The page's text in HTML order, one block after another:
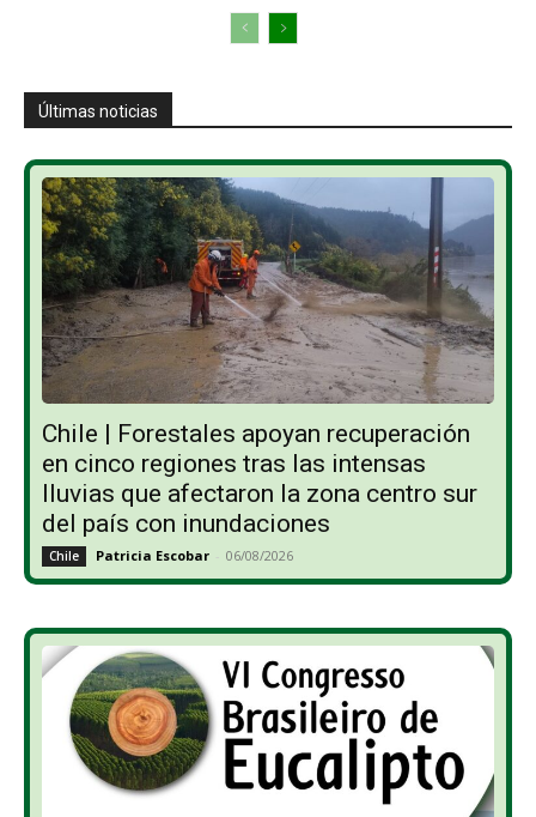
Últimas noticias
Chile | Forestales apoyan recuperación
en cinco regiones tras las intensas
lluvias que afectaron la zona centro sur
del país con inundaciones
Chile Patricia Escobar - 06/08/2026